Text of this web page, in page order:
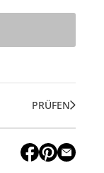
PRÜFEN